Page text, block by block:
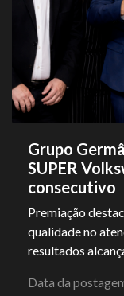
Grupo
SUPER
consecutivo
Premiação
qualidade no
resultados
Data da